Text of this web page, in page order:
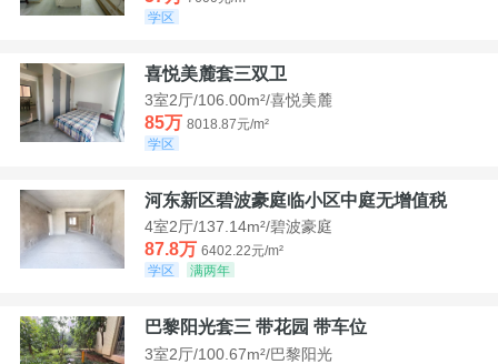
学区
喜悦美麓套三双卫
3室2厅/106.00m²/喜悦美麓
85万 8018.87元/m²
学区
河东新区碧波豪庭临小区中庭无增值税
4室2厅/137.14m²/碧波豪庭
87.8万 6402.22元/m²
学区
满两年
巴黎阳光套三 带花园 带车位
3室2厅/100.67m²/巴黎阳光